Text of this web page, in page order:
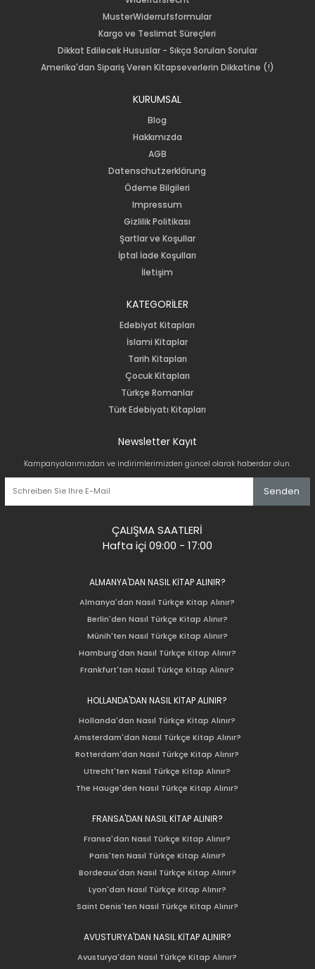
MusterWiderrufsformular
Kargo ve Teslimat Süreçleri
Dikkat Edilecek Hususlar - Sıkça Sorulan Sorular
Amerika'dan Sipariş Veren Kitapseverlerin Dikkatine (!)
KURUMSAL
Blog
Hakkımızda
AGB
Datenschutzerklärung
Ödeme Bilgileri
Impressum
Gizlilik Politikası
Şartlar ve Koşullar
İptal İade Koşulları
İletişim
KATEGORİLER
Edebiyat Kitapları
İslami Kitaplar
Tarih Kitapları
Çocuk Kitapları
Türkçe Romanlar
Türk Edebiyatı Kitapları
Newsletter Kayıt
Kampanyalarımızdan ve indirimlerimizden güncel olarak haberdar olun.
Senden
ÇALIŞMA SAATLERİ
Hafta içi 09:00 - 17:00
ALMANYA'DAN NASIL KİTAP ALINIR?
Almanya'dan Nasıl Türkçe Kitap Alınır?
Berlin'den Nasıl Türkçe Kitap Alınır?
Münih'ten Nasıl Türkçe Kitap Alınır?
Hamburg'dan Nasıl Türkçe Kitap Alınır?
Frankfurt'tan Nasıl Türkçe Kitap Alınır?
HOLLANDA'DAN NASIL KİTAP ALINIR?
Hollanda'dan Nasıl Türkçe Kitap Alınır?
Amsterdam'dan Nasıl Türkçe Kitap Alınır?
Rotterdam'dan Nasıl Türkçe Kitap Alınır?
Utrecht'ten Nasıl Türkçe Kitap Alınır?
The Hauge'den Nasıl Türkçe Kitap Alınır?
FRANSA'DAN NASIL KİTAP ALINIR?
Fransa'dan Nasıl Türkçe Kitap Alınır?
Paris'ten Nasıl Türkçe Kitap Alınır?
Bordeaux'dan Nasıl Türkçe Kitap Alınır?
Lyon'dan Nasıl Türkçe Kitap Alınır?
Saint Denis'ten Nasıl Türkçe Kitap Alınır?
AVUSTURYA'DAN NASIL KİTAP ALINIR?
Avusturya'dan Nasıl Türkçe Kitap Alınır?